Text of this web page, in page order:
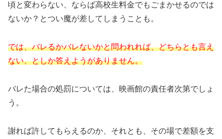
頃と変わらない、ならば高校生料金でもごまかせるのでは
ないか？とつい魔が差してしまうことも。
では、バレるかバレないかと問われれば、どちらとも言え
ない、としか答えようがありません。
バレた場合の処罰については、映画館の責任者次第でしょ
う。
謝れば許してもらえるのか、それとも、その場で差額を支